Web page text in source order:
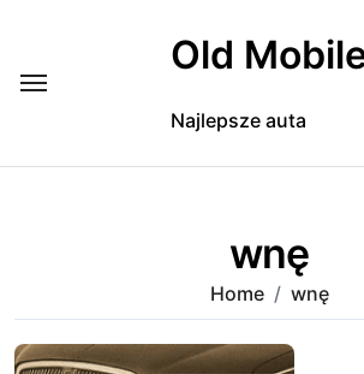
Old
Najlepsze auta
wnę
Home wnę